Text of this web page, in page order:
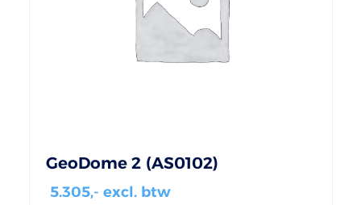
GeoDome 2 (AS0102)
5.305,- excl. btw